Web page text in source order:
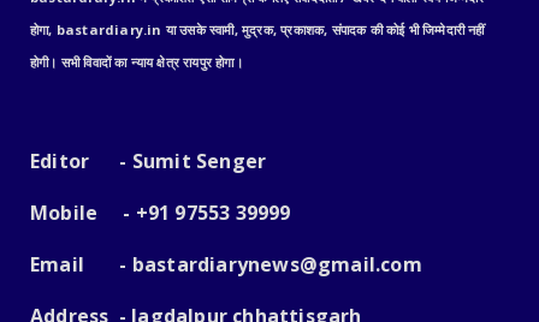
होगा, bastardiary.in या उसके स्वामी, मुद्रक, प्रकाशक, संपादक की कोई भी जिम्मेदारी नहीं
होगी। सभी विवादों का न्याय क्षेत्र रायपुर होगा।
Editor - Sumit Senger
Mobile - +91 97553 39999
Email - bastardiarynews@gmail.com
Address - Jagdalpur chhattisgarh